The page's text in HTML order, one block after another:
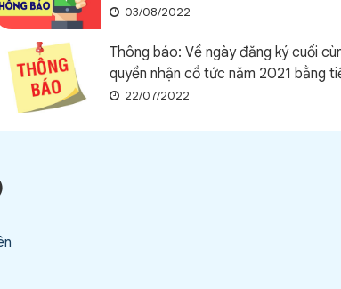
03/08/2022
Thông báo: Về ngày đăng ký cuối
quyền nhận cổ tức năm 2021 bằng
22/07/2022